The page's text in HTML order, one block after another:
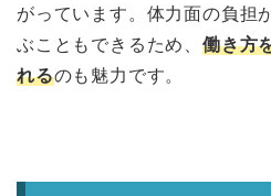
がっています。体力面の負担
ぶこともできるため、 働き方
れるのも魅力です。